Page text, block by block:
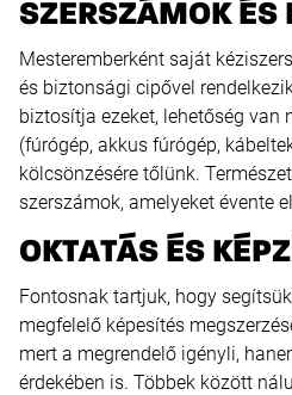
SZERSZÁMOK ÉS
Mesteremberként saját
és biztonsági cipővel
biztosítja ezeket, lehetőség van
(fúrógép, akkus fúrógép,
kölcsönzésére tőlünk.
szerszámok, amelyeket évente
OKTATÁS ÉS
Fontosnak tartjuk, hogy
megfelelő képesítés
mert a megrendelő igényli,
érdekében is. Többek között